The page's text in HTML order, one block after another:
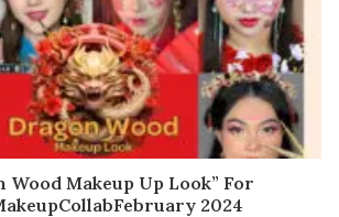
Wood Makeup Up Look” For
2024